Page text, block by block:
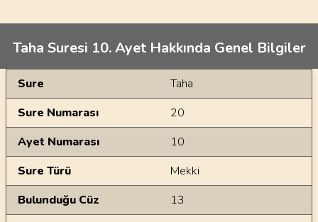
Taha Suresi 10. Ayet Hakkında Genel Bilgiler
Genel Bilgiler
Sure
Taha
Sure Numarası
20
Ayet Numarası
10
Sure Türü
Mekki
Bulunduğu Cüz
13